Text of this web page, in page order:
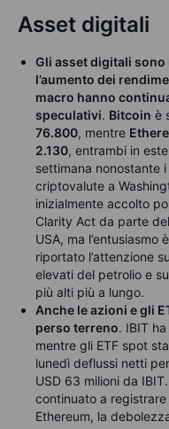
Asset digitali
Gli asset digitali
l’aumento dei
macro hanno
speculativi. Bitcoin è
76.800, mentre
2.130, entrambi in
settimana nonostante
criptovalute a
inizialmente accolto
Clarity Act da parte
USA, ma
riportato l’attenzione
elevati del petrolio e
più alti più a lungo.
Anche le azioni e gli
perso terreno. IBIT
mentre gli ETF spot
lunedì deflussi netti
USD 63 milioni da
continuato a
Ethereum, la